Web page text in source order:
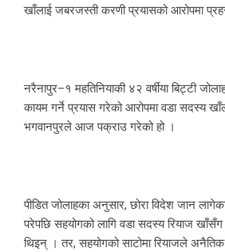
खाँलाई जबरजस्ती करणी प्रयासको आरोपमा
नरैनापुर–१ महतिनियाकी ४२ वर्षीया बिट्टी
कायम गर्ने प्रयास गरेको आरोपमा वडा सदस्य
भगवानपुरले आज पक्राउ गरेको हो ।
पीडित जोलाहका अनुसार, छोरा विदेश जान
परेपछि सहयोगको लागि वडा सदस्य रियाज
थिइन् । तर, सहयोगको साटोमा रियाजले अनैतिक